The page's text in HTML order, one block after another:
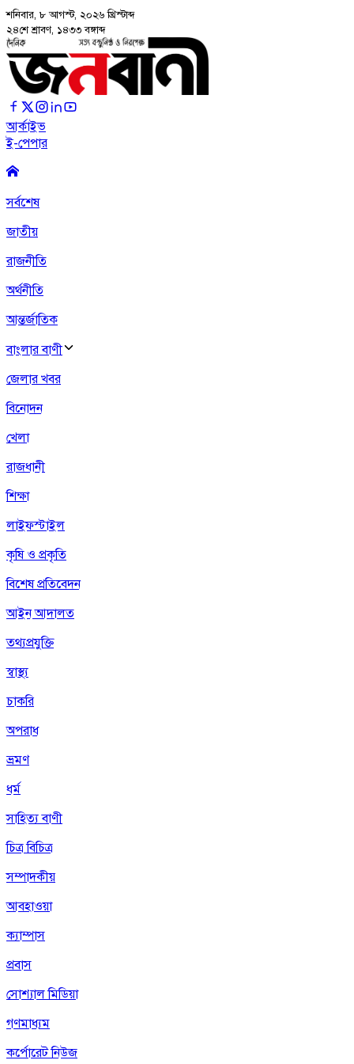
শনিবার, ৮ আগস্ট, ২০২৬ খ্রিস্টাব্দ
২৪শে শ্রাবণ, ১৪৩৩ বঙ্গাব্দ
আর্কাইভ
ই-পেপার
সর্বশেষ
জাতীয়
রাজনীতি
অর্থনীতি
আন্তর্জাতিক
বাংলার বাণী
জেলার খবর
বিনোদন
খেলা
রাজধানী
শিক্ষা
লাইফস্টাইল
কৃষি ও প্রকৃতি
বিশেষ প্রতিবেদন
আইন আদালত
তথ্যপ্রযুক্তি
স্বাস্থ্য
চাকরি
অপরাধ
ভ্রমণ
ধর্ম
সাহিত্য বাণী
চিত্র বিচিত্র
সম্পাদকীয়
আবহাওয়া
ক্যাম্পাস
প্রবাস
সোশ্যাল মিডিয়া
গণমাধ্যম
কর্পোরেট নিউজ